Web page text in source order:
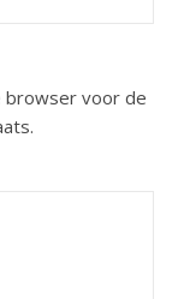
browser voor de